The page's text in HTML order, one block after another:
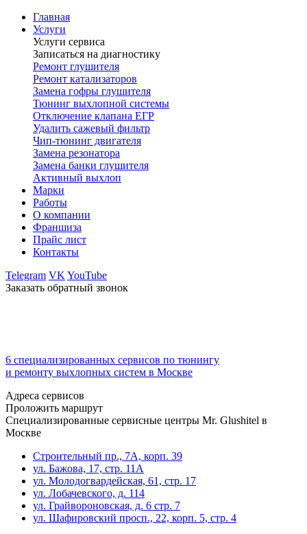
Главная
Услуги
Услуги сервиса
Записаться на диагностику
Ремонт глушителя
Ремонт катализаторов
Замена гофры глушителя
Тюнинг выхлопной системы
Отключение клапана ЕГР
Удалить сажевый фильтр
Чип-тюнинг двигателя
Замена резонатора
Замена банки глушителя
Активный выхлоп
Марки
Работы
О компании
Франшиза
Прайс лист
Контакты
Telegram VK YouTube
Заказать обратный звонок
6 специализированных сервисов по тюнингу
и ремонту выхлопных систем в Москве
Адреса сервисов
Проложить маршрут
Специализированные сервисные центры Mr. Glushitel в
Москве
Строительный пр., 7А, корп. 39
ул. Бажова, 17, стр. 11А
ул. Молодогвардейская, 61, стр. 17
ул. Лобачевского, д. 114
ул. Грайвороновская, д. 6 стр. 7
ул. Шафировский просп., 22, корп. 5, стр. 4